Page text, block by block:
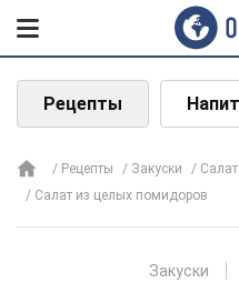
Рецепты
Рецепты Закуски
Салат из целых помидоров
Закуски